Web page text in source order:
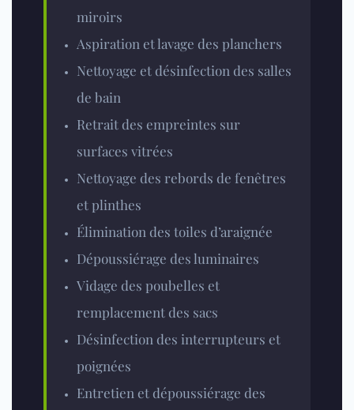
miroirs
Aspiration et lavage des planchers
Nettoyage et désinfection des salles
de bain
Retrait des empreintes sur
surfaces vitrées
Nettoyage des rebords de fenêtres
et plinthes
Élimination des toiles d’araignée
Dépoussiérage des luminaires
Vidage des poubelles et
remplacement des sacs
Désinfection des interrupteurs et
poignées
Entretien et dépoussiérage des